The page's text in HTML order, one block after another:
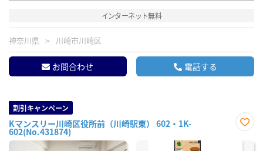
インターネット無料
神奈川県 川崎市川崎区
お問合わせ 電話する
割引キャンペーン
Kマンスリー川崎区役所前（川崎駅東） 602・1K-
602(No.431874)
に入